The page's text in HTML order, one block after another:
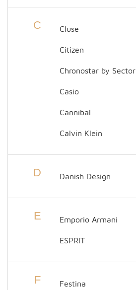
C Cluse
Citizen
Chronostar by Sector
Casio
Cannibal
Calvin Klein
D Danish Design
E Emporio Armani
ESPRIT
F Festina